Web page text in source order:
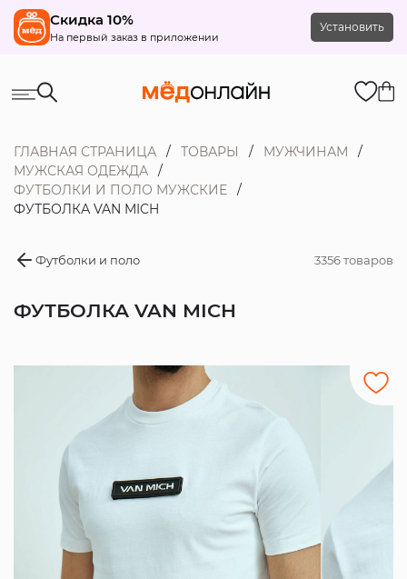
Скидка 10%
На первый заказ в приложении
Установить
ГЛАВНАЯ СТРАНИЦА ТОВАРЫ
МУЖЧИНАМ
МУЖСКАЯ ОДЕЖДА
ФУТБОЛКИ И ПОЛО МУЖСКИЕ
ФУТБОЛКА VAN MICH
Футболки и поло 3356 товаров
ФУТБОЛКА VAN MICH